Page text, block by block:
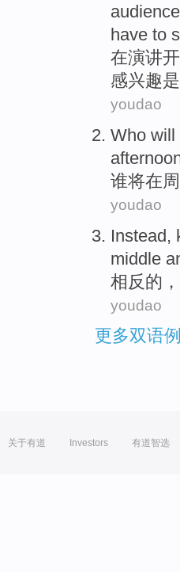
audience
have to
在演讲
感兴趣是
youdao
Who will
谁将在
youdao
Instead,
middle
相反的，
youdao
更多双语
关于有道 Investors 有道智选